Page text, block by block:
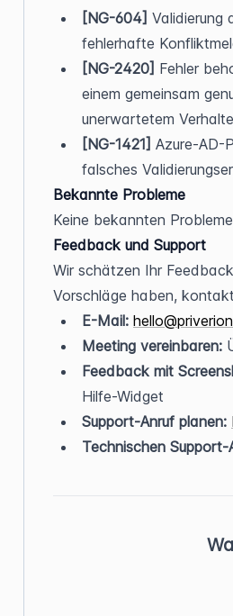
[NG-604] Validierung
fehlerhafte
[NG-2420] Fehler
einem gemeinsam
unerwartetem
[NG-1421] Azure-AD-
falsches
Bekannte Probleme
Keine bekannten
Feedback und Support
Wir schätzen Ihr
Vorschläge haben,
E-Mail:
Meeting vereinbaren:
Feedback mit
Hilfe-Widget
Support-Anruf planen:
Technischen Support-